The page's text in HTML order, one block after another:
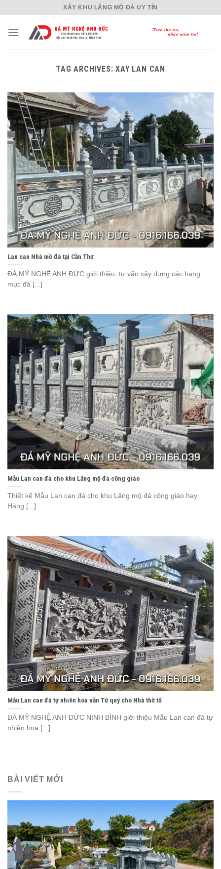
content
XÂY KHU LĂNG MỘ ĐÁ UY TÍN
TAG ARCHIVES:XAY LAN CAN
Lan can Nhà mồ đá tại Cần Thơ
ĐÁ MỸ NGHỆ ANH ĐỨC giới thiệu, tư vấn xây dựng các hạng
mục đá [...]
Mẫu Lan can đá cho khu Lăng mộ đá công giáo
Thiết kế Mẫu Lan can đá cho khu Lăng mộ đá công giáo hay
Hàng [...]
Mẫu Lan can đá tự nhiên hoa văn Tứ quý cho Nhà thờ tổ
ĐÁ MỸ NGHỆ ANH ĐỨC NINH BÌNH giới thiệu Mẫu Lan can đá tự
nhiên hoa [...]
BÀI VIẾT MỚI